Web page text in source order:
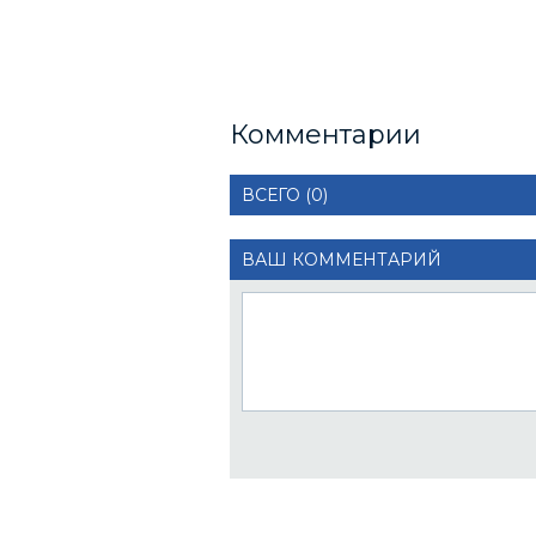
Комментарии
ВСЕГО (0)
ВАШ КОММЕНТАРИЙ